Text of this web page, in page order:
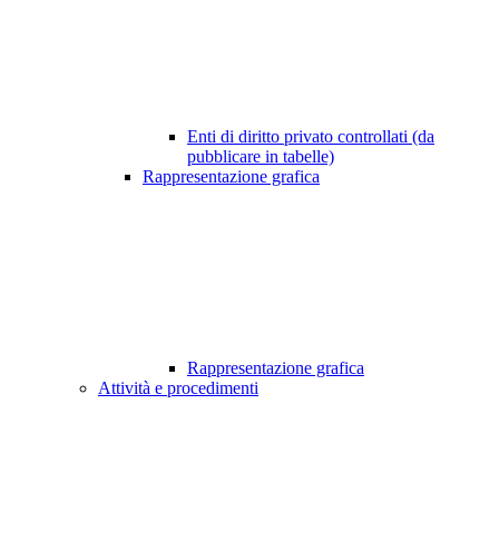
Enti di diritto privato controllati (da
pubblicare in tabelle)
Rappresentazione grafica
Rappresentazione grafica
Attività e procedimenti